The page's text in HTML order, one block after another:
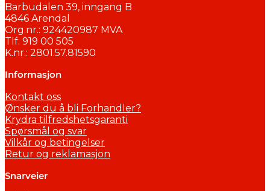
Barbudalen 39, inngang B
4846 Arendal
Org.nr.: 924420987 MVA
Tlf: 919 00 505
K.nr.: 2801.57.81590
Informasjon
Kontakt oss
Ønsker du å bli Forhandler?
Krydra tilfredshetsgaranti
Spørsmål og svar
Vilkår og betingelser
Retur og reklamasjon
Snarveier